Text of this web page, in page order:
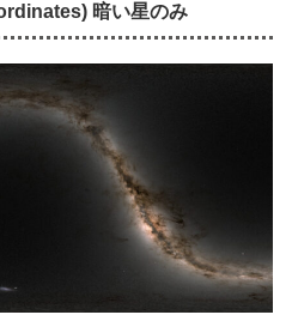
暗い星のみ